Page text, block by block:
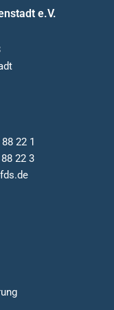
e.V.
22 1
22 3